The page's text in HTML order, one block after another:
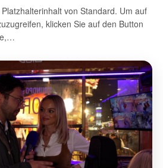
von Standard. Um auf
klicken Sie auf den Button